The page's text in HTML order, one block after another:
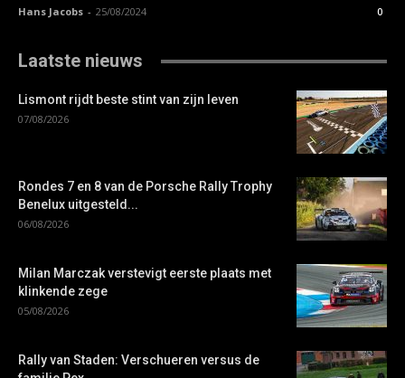
Hans Jacobs - 25/08/2024 0
Laatste nieuws
Lismont rijdt beste stint van zijn leven
07/08/2026
Rondes 7 en 8 van de Porsche Rally Trophy
Benelux uitgesteld...
06/08/2026
Milan Marczak verstevigt eerste plaats met
klinkende zege
05/08/2026
Rally van Staden: Verschueren versus de